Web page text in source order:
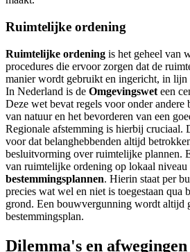
Ruimtelijke ordening
Ruimtelijke ordening is het geheel van
procedures die ervoor zorgen dat de
manier wordt gebruikt en ingericht, in
In Nederland is de Omgevingswet een
Deze wet bevat regels voor onder andere
van natuur en het bevorderen van een
Regionale afstemming is hierbij cruciaal.
voor dat belanghebbenden altijd
besluitvorming over ruimtelijke plannen.
van ruimtelijke ordening op lokaal niveau
bestemmingsplannen. Hierin staat per
precies wat wel en niet is toegestaan qua
grond. Een bouwvergunning wordt altijd
bestemmingsplan.
Dilemma's en